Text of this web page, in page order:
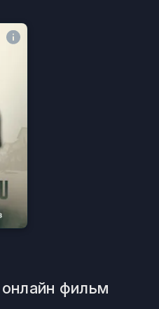
фильм